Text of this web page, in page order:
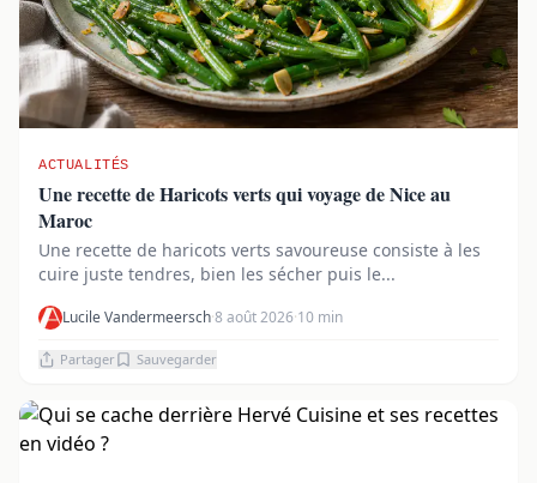
ACTUALITÉS
Une recette de Haricots verts qui voyage de Nice au
Maroc
Une recette de haricots verts savoureuse consiste à les
cuire juste tendres, bien les sécher puis le...
Lucile Vandermeersch·8 août 2026·10 min
Partager Sauvegarder